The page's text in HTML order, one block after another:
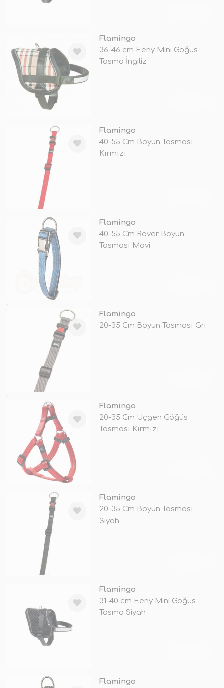
Flamingo
36-46 cm Eeny Mini Göğüs
Tasma İngiliz
Flamingo
40-55 Cm Boyun Tasması
Kırmızı
Flamingo
40-55 Cm Rover Boyun
Tasması Mavi
Flamingo
20-35 Cm Boyun Tasması Gri
Flamingo
20-35 Cm Üçgen Göğüs
Tasması Kırmızı
Flamingo
20-35 Cm Boyun Tasması
Siyah
Flamingo
31-40 cm Eeny Mini Göğüs
Tasma Siyah
Flamingo